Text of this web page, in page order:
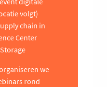
volgt)
chain in
Center
we
rond